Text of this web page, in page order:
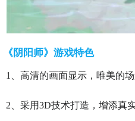
《阴阳师》游戏特色
1、高清的画面显示，唯美的
2、采用3D技术打造，增添真